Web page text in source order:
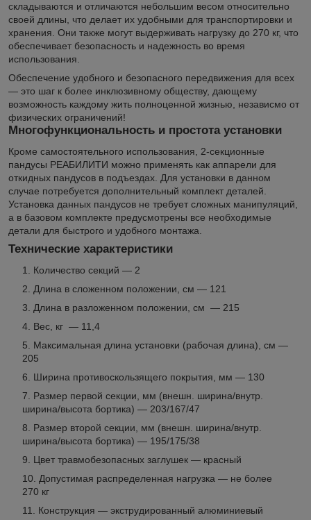
складываются и отличаются небольшим весом относительно
своей длины, что делает их удобными для транспортировки и
хранения. Они также могут выдерживать нагрузку до 270 кг, что
обеспечивает безопасность и надежность во время
использования.
Обеспечение удобного и безопасного передвижения для всех
— это шаг к более инклюзивному обществу, дающему
возможность каждому жить полноценной жизнью, независмо от
физических ограничений!
Многофункциональность и простота установки
Кроме самостоятельного использования, 2-секционные
пандусы РЕАБИЛИТИ можно применять как аппарели для
откидных пандусов в подъездах. Для установки в данном
случае потребуется дополнительный комплект деталей.
Установка данных пандусов не требует сложных манипуляций,
а в базовом комплекте предусмотрены все необходимые
детали для быстрого и удобного монтажа.
Технические характеристики
Количество секций — 2
Длина в сложенном положении, см — 121
Длина в разложенном положении, см — 215
Вес, кг — 11,4
Максимальная длина установки (рабочая длина), см —
205
Ширина противоскользящего покрытия, мм — 130
Размер первой секции, мм (внешн. ширина/внутр.
ширина/высота бортика) — 203/167/47
Размер второй секции, мм (внешн. ширина/внутр.
ширина/высота бортика) — 195/175/38
Цвет травмобезопасных заглушек — красный
Допустимая распределенная нагрузка — не более
270 кг
Конструкция — экструдированный алюминиевый